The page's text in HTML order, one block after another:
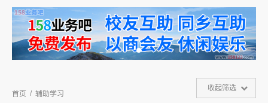
首页 / 辅助学习
收起筛选